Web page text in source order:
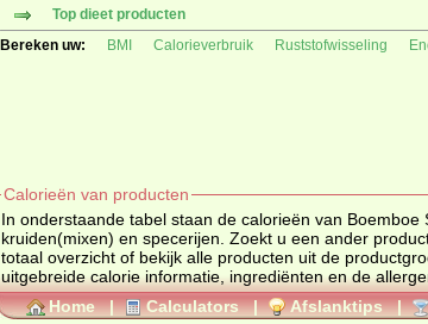
Top dieet producten
Bereken uw:
BMI Calorieverbruik Ruststofwisseling
Calorieën van producten
In onderstaande tabel staan de calorieën van
kruiden(mixen) en specerijen. Zoekt
totaal overzicht of bekijk alle producten uit de
uitgebreide calorie informatie, ingrediënten en de
Home | Calculators | Afslanktips |